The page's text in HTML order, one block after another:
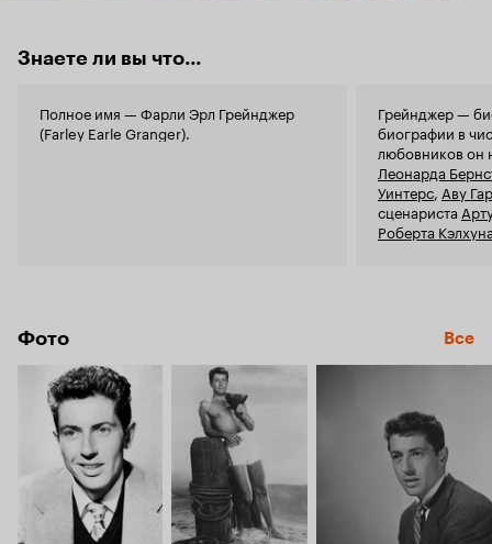
Знаете ли вы что...
Полное имя — Фарли Эрл Грейнджер
(Farley Earle Granger).
Грейнджер —
биографии в
любовников он
Леонарда
Уинтерс, Аву
сценариста
Роберта
Фото Все